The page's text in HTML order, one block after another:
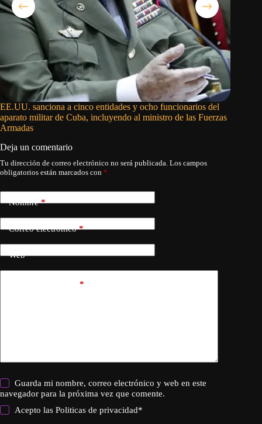
EE.UU. sanciona a cinco entidades y ocho funcionarios del
aparato militar de Cuba, incluyendo al ministro de las Fuerzas
Armadas
Deja un comentario
Tu dirección de correo electrónico no será publicada. Los campos
obligatorios están marcados con *
Nombre*
Correo electrónico*
Web
*
Guarda mi nombre, correo electrónico y web en este
navegador para la próxima vez que comente.
Acepto lasPoliticas de privacidad*